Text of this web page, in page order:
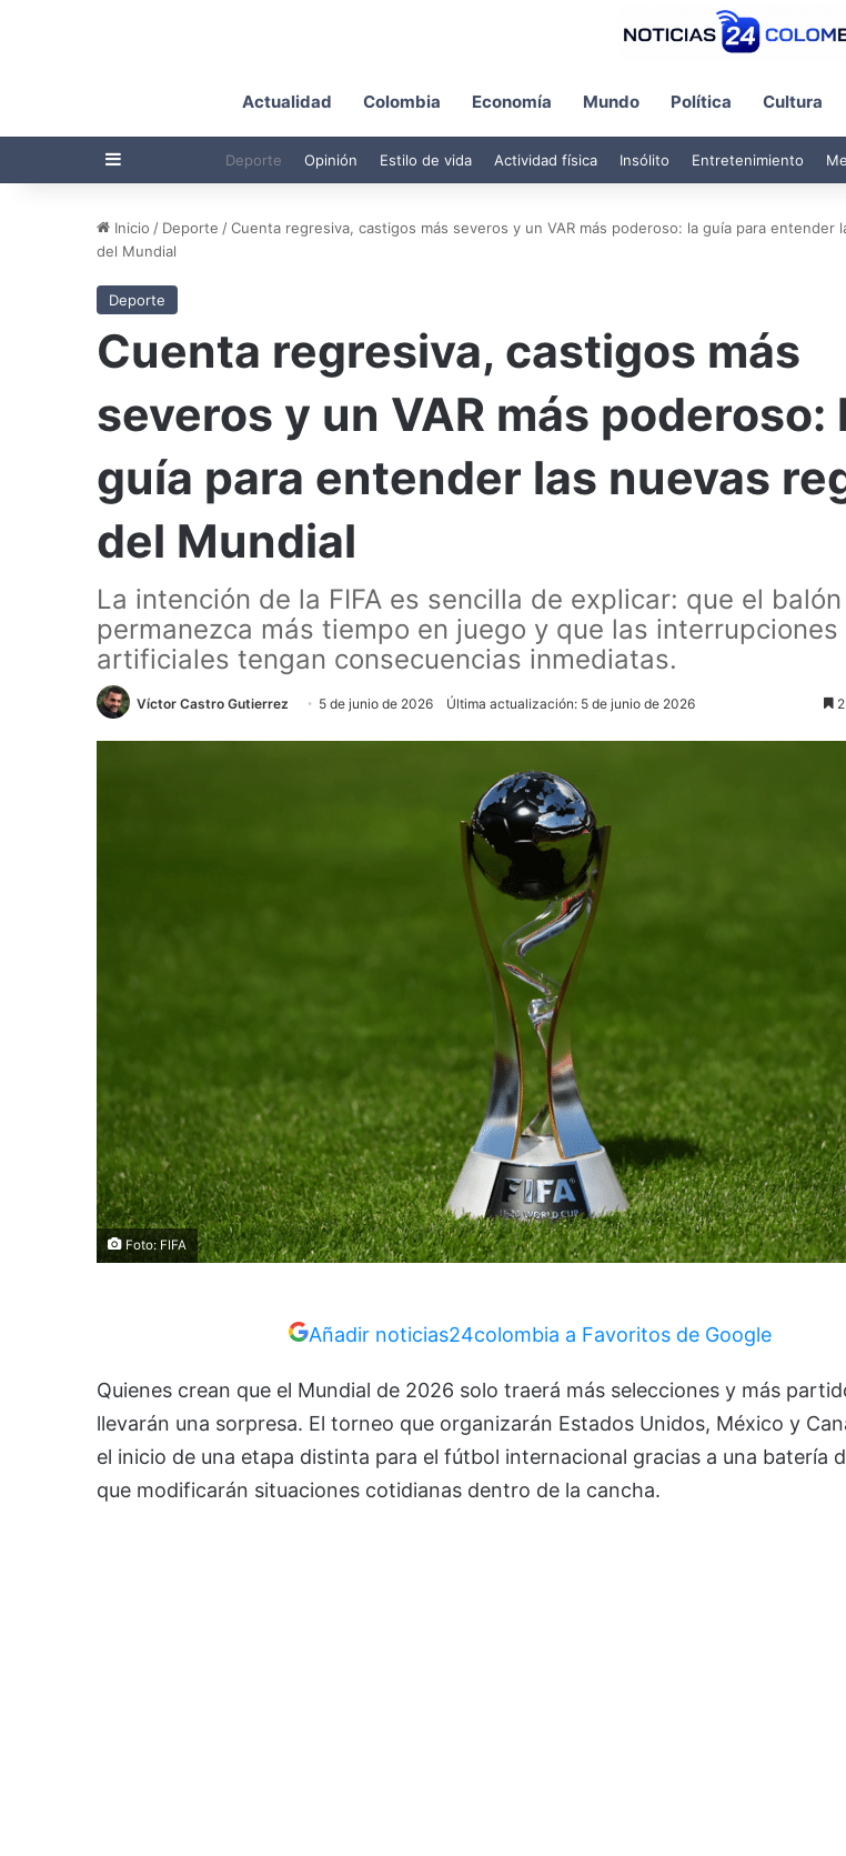
Actualidad Colombia Economía Mundo Política Cultura
Barra lateral Deporte Opinión Estilo de vida Actividad física Insólito Entretenimiento
Inicio / Deporte /Cuenta regresiva, castigos más severos y un VAR más poderoso: la guía para entender
del Mundial
Deporte
Cuenta regresiva, castigos más
severos y un VAR más poderoso:
guía para entender las nuevas
del Mundial
La intención de la FIFA es sencilla de explicar: que el balón
permanezca más tiempo en juego y que las interrupciones
artificiales tengan consecuencias inmediatas.
Víctor Castro Gutierrez 5 de junio de 2026 Última actualización: 5 de junio de 2026
Foto: FIFA
Añadir noticias24colombia a Favoritos de Google
Quienes crean que el Mundial de 2026 solo traerá más selecciones y más
llevarán una sorpresa. El torneo que organizarán Estados Unidos, México y
el inicio de una etapa distinta para el fútbol internacional gracias a una batería
que modificarán situaciones cotidianas dentro de la cancha.